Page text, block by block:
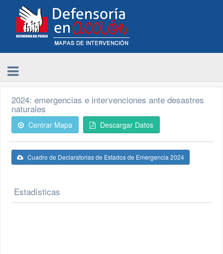
2024: emergencias e intervenciones ante desastres
naturales
Centrar Mapa Descargar Datos
Cuadro de Declaratorias de Estados de Emergencia 2024
Estadísticas